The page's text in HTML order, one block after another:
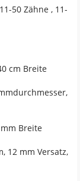
50 Zähne , 11-
cm Breite
Breite
12 mm Versatz,